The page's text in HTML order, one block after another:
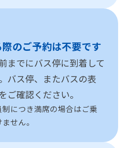
のご予約は不要です
までにバス停に到着して
バス停、またバスの表
ご確認ください。
につき満席の場合はご乗
せん。